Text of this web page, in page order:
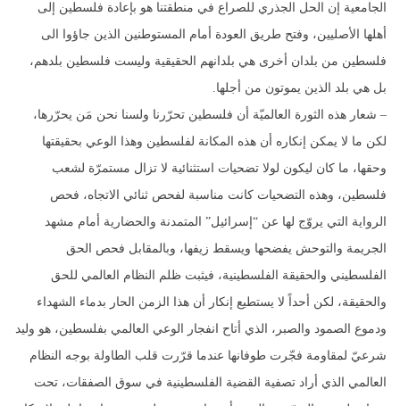
الجامعية إن الحل الجذري للصراع في منطقتنا هو بإعادة فلسطين إلى
أهلها الأصليين، وفتح طريق العودة أمام المستوطنين الذين جاؤوا الى
فلسطين من بلدان أخرى هي بلدانهم الحقيقية وليست فلسطين بلدهم،
بل هي بلد الذين يموتون من أجلها.
– شعار هذه الثورة العالميّة أن فلسطين تحرّرنا ولسنا نحن مَن يحرّرها،
لكن ما لا يمكن إنكاره أن هذه المكانة لفلسطين وهذا الوعي بحقيقتها
وحقها، ما كان ليكون لولا تضحيات استثنائية لا تزال مستمرّة لشعب
فلسطين، وهذه التضحيات كانت مناسبة لفحص ثنائي الاتجاه، فحص
الرواية التي يروّج لها عن “إسرائيل” المتمدنة والحضارية أمام مشهد
الجريمة والتوحش يفضحها ويسقط زيفها، وبالمقابل فحص الحق
الفلسطيني والحقيقة الفلسطينية، فيثبت ظلم النظام العالمي للحق
والحقيقة، لكن أحداً لا يستطيع إنكار أن هذا الزمن الحار بدماء الشهداء
ودموع الصمود والصبر، الذي أتاح انفجار الوعي العالمي بفلسطين، هو وليد
شرعيّ لمقاومة فجّرت طوفانها عندما قرّرت قلب الطاولة بوجه النظام
العالمي الذي أراد تصفية القضية الفلسطينية في سوق الصفقات، تحت